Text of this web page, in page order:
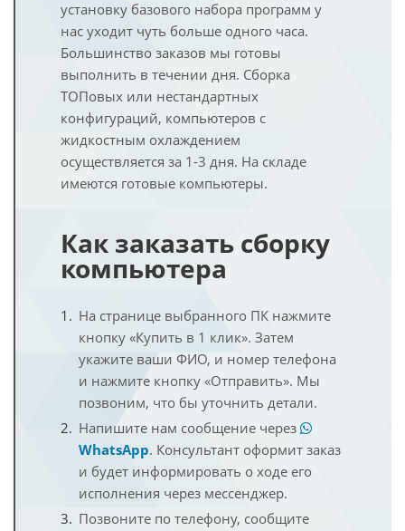
установку базового набора программ у
нас уходит чуть больше одного часа.
Большинство заказов мы готовы
выполнить в течении дня. Сборка
ТОПовых или нестандартных
конфигураций, компьютеров с
жидкостным охлаждением
осуществляется за 1-3 дня. На складе
имеются готовые компьютеры.
Как заказать сборку
компьютера
На странице выбранного ПК нажмите
кнопку «Купить в 1 клик». Затем
укажите ваши ФИО, и номер телефона
и нажмите кнопку «Отправить». Мы
позвоним, что бы уточнить детали.
Напишите нам сообщение через
WhatsApp. Консультант оформит заказ
и будет информировать о ходе его
исполнения через мессенджер.
Позвоните по телефону, сообщите